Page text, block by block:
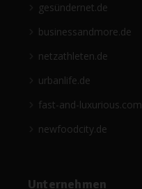
gesündernet.de
businessandmore.de
netzathleten.de
urbanlife.de
fast-and-luxurious.com
newfoodcity.de
Unternehmen